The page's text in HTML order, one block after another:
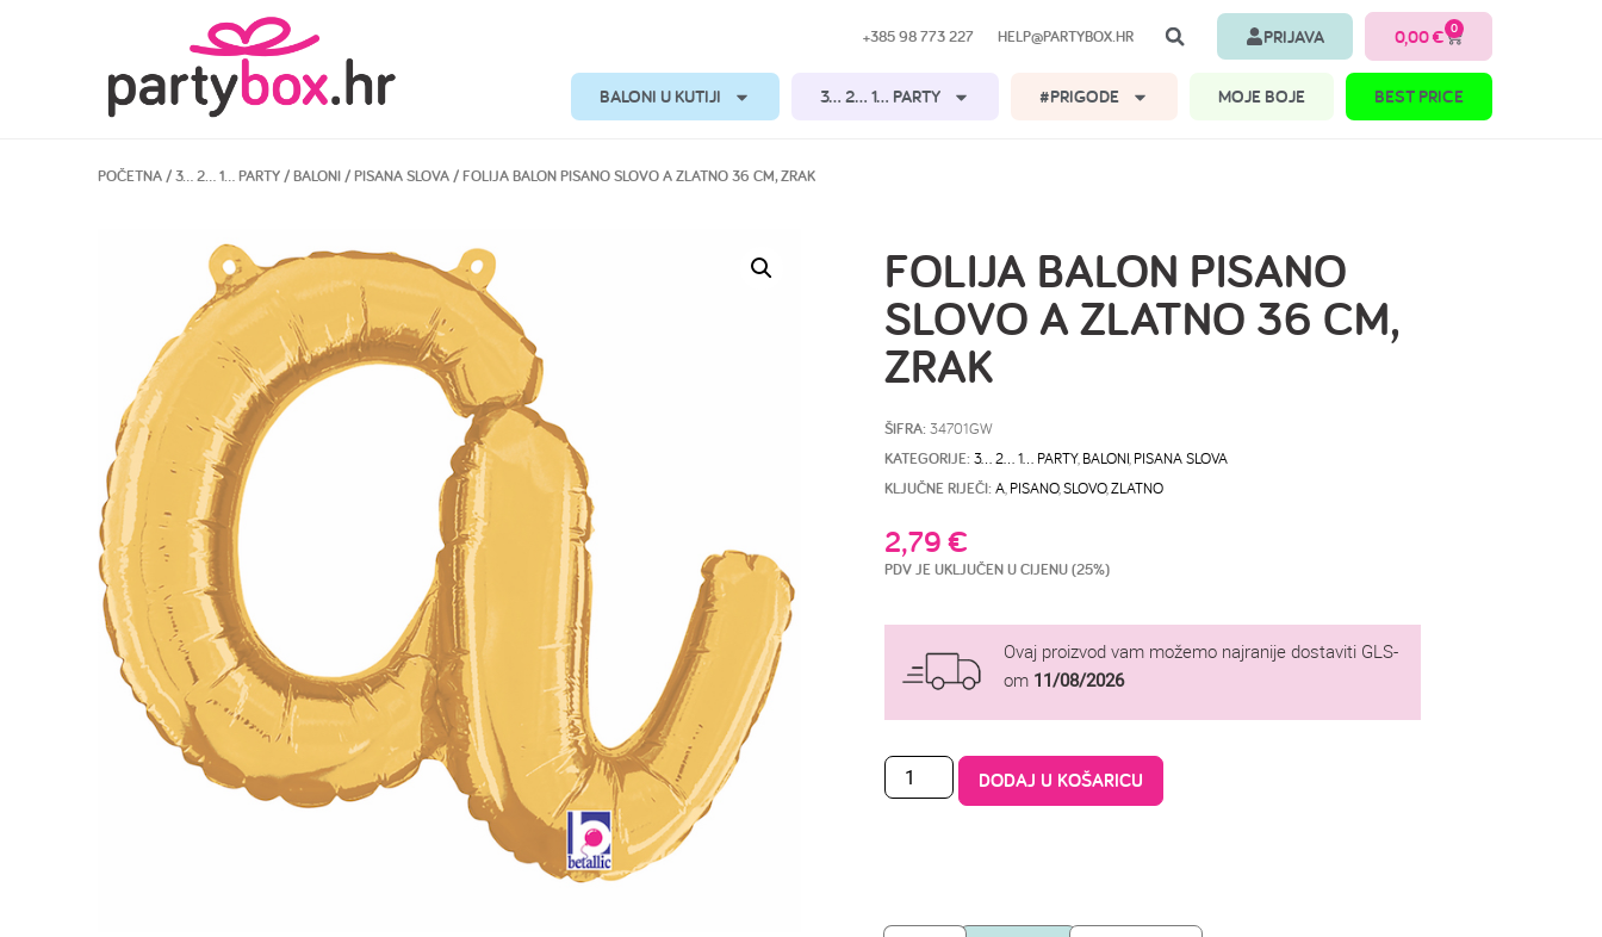
+385 98 773 227 HELP@PARTYBOX.HR PRIJAVA 0,00€ 0
BALONI U KUTIJI 3… 2… 1… PARTY #PRIGODE MOJE BOJE BEST PRICE
POČETNA/3… 2… 1… PARTY/BALONI/PISANA SLOVA/ FOLIJA BALON PISANO SLOVO A ZLATNO 36 CM, ZRAK
FOLIJA BALON PISANO
SLOVO A ZLATNO 36 CM,
ZRAK
ŠIFRA: 34701GW
KATEGORIJE: 3… 2… 1… PARTY, BALONI PISANA SLOVA
KLJUČNE RIJEČI: A PISANO,SLOVO,ZLATNO
2,79€
PDV JE UKLJUČEN U CIJENU (25%)
Ovaj proizvod vam možemo najranije dostaviti GLS-
om 11/08/2026
DODAJ U KOŠARICU